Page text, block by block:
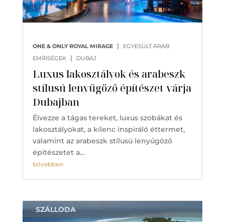
Luxus lakosztályok és arabeszk
stílusú lenyűgöző építészet várja
Dubajban
ONE & ONLY ROYAL MIRAGE |
EGYESÜLT ARAB
EMÍRSÉGEK
| DUBAJ
Élvezze a tágas tereket, luxus szobákat és
lakosztályokat, a kilenc inspiráló éttermet,
valamint az arabeszk stílusú lenyűgöző
építészetet a…
bővebben
SZÁLLODA